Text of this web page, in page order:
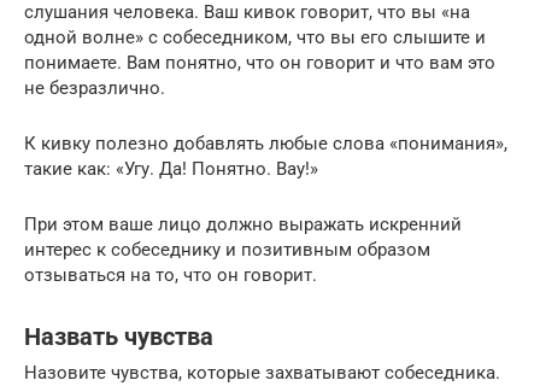
слушания человека. Ваш кивок говорит, что вы «на
одной волне» с собеседником, что вы его слышите и
понимаете. Вам понятно, что он говорит и что вам это
не безразлично.
К кивку полезно добавлять любые слова «понимания»,
такие как: «Угу. Да! Понятно. Вау!»
При этом ваше лицо должно выражать искренний
интерес к собеседнику и позитивным образом
отзываться на то, что он говорит.
Назвать чувства
Назовите чувства, которые захватывают собеседника.